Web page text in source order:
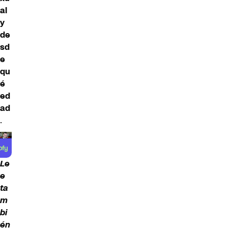
al
y
de
sd
e
qu
é
ed
ad
.
Le
e
ta
m
bi
én